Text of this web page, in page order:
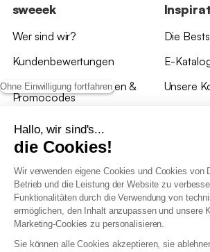
Ohne Einwilligung fortfahren
Hallo, wir sind's...
die Cookies!
Wir verwenden eigene Cookies und Cookies von
Betrieb und die Leistung der Website zu
Funktionalitäten durch die Verwendung von
ermöglichen, den Inhalt anzupassen und unsere
Marketing-Cookies zu personalisieren.
Sie können alle Cookies akzeptieren, sie
sweeek
Wer sind wir?
Kundenbewertungen
*Angebotsbedingungen &
Promocodes
Bewertungen von sweeek
Unsere Geschäfte
Die
E-
Unsere
AGB Treueprogramm